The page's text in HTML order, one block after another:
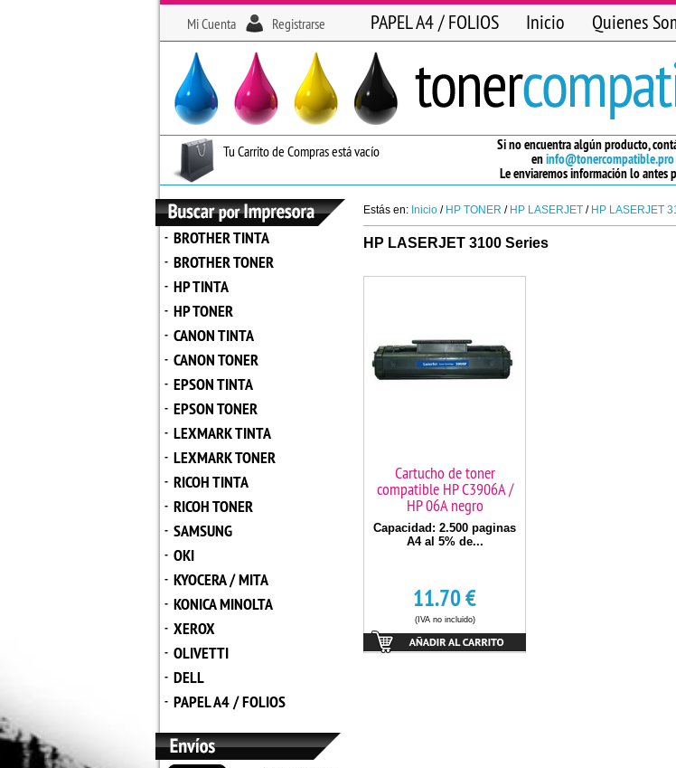
Mi Cuenta Registrarse PAPEL A4 / FOLIOS Inicio Quienes
Si no encuentra algún producto,
eninfo@tonercompatible.pro
Le enviaremos información lo antes
Tu Carrito de Compras está vacío
- BROTHER TINTA
- BROTHER TONER
- HP TINTA
- HP TONER
- CANON TINTA
- CANON TONER
- EPSON TINTA
- EPSON TONER
- LEXMARK TINTA
- LEXMARK TONER
- RICOH TINTA
- RICOH TONER
- SAMSUNG
- OKI
- KYOCERA / MITA
- KONICA MINOLTA
- XEROX
- OLIVETTI
- DELL
- PAPEL A4 / FOLIOS
Estás en: Inicio / HP TONER / HP LASERJET / HP LASERJET
HP LASERJET 3100 Series
Cartucho de toner
compatible HP C3906A /
HP 06A negro
Capacidad: 2.500 paginas
A4 al 5% de...
11.70€
(IVA no incluido)